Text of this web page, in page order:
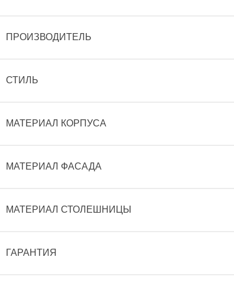
ПРОИЗВОДИТЕЛЬ
СТИЛЬ
МАТЕРИАЛ КОРПУСА
МАТЕРИАЛ ФАСАДА
МАТЕРИАЛ СТОЛЕШНИЦЫ
ГАРАНТИЯ